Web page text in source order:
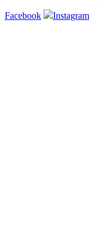
Facebook Instagram